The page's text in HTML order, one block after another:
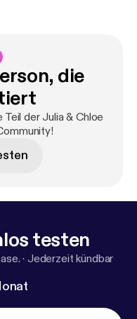
anchor.fm/explore
die
der Julia & Chloe
testen
· Jederzeit kündbar